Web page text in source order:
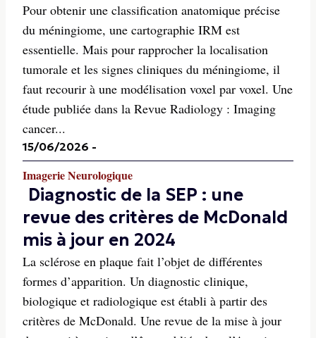
Pour obtenir une classification anatomique précise
du méningiome, une cartographie IRM est
essentielle. Mais pour rapprocher la localisation
tumorale et les signes cliniques du méningiome, il
faut recourir à une modélisation voxel par voxel. Une
étude publiée dans la Revue Radiology : Imaging
cancer...
15/06/2026 -
Imagerie Neurologique
Diagnostic de la SEP : une
revue des critères de McDonald
mis à jour en 2024
La sclérose en plaque fait l’objet de différentes
formes d’apparition. Un diagnostic clinique,
biologique et radiologique est établi à partir des
critères de McDonald. Une revue de la mise à jour